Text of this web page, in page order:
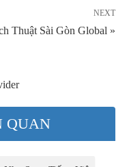
NEXT
Thuật Sài Gòn Global »
QUAN